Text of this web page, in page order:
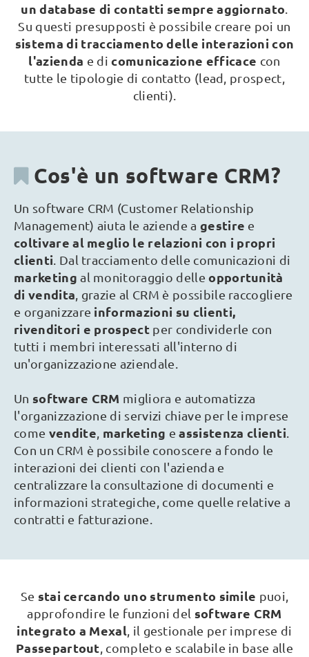
un database di contatti sempre aggiornato
Su questi presupposti è possibile creare poi un
sistema di tracciamento delle interazioni con
l'azienda e di comunicazione efficace con
tutte le tipologie di contatto (lead, prospect,
clienti).
Cos'è un software CRM?
Un software CRM (Customer Relationship
Management) aiuta le aziende a gestire e
coltivare al meglio le relazioni con i propri
clienti . Dal tracciamento delle comunicazioni di
marketingal monitoraggio delleopportunità
di vendita , grazie al CRM è possibile raccogliere
e organizzare informazioni su clienti,
rivenditori e prospect per condividerle con
tutti i membri interessati all'interno di
un'organizzazione aziendale.
Un software CRM migliora e automatizza
l'organizzazione di servizi chiave per le imprese
come vendite marketing eassistenza clienti
Con un CRM è possibile conoscere a fondo le
interazioni dei clienti con l'azienda e
centralizzare la consultazione di documenti e
informazioni strategiche, come quelle relative a
contratti e fatturazione.
Se stai cercando uno strumento simile puoi,
approfondire le funzioni del software CRM
integrato a Mexal , il gestionale per imprese di
Passepartout , completo e scalabile in base alle